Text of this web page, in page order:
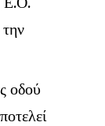
οδού